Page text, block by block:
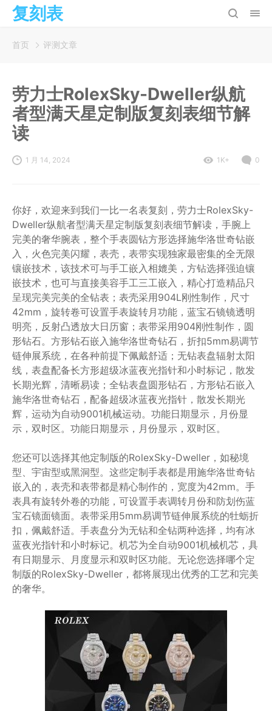
复刻表
首页 评测文章
劳力士RolexSky-Dweller纵航
者型满天星定制版复刻表细节解
读
1 月 14, 2024 1K+ 0
你好，欢迎来到我们一比一名表复刻，劳力士RolexSky-
Dweller纵航者型满天星定制版复刻表细节解读，手腕上
完美的奢华腕表，整个手表圆钻方形选择施华洛世奇钻嵌
入，火色完美闪耀，表壳，表带实现独家最密集的全无限
镶嵌技术，该技术可与手工嵌入相媲美，方钻选择强迫镶
嵌技术，也可与直接美容手工三工嵌入，精心打造精品只
呈现完美完美的全钻表；表壳采用904L刚性制作，尺寸
42mm，旋转卷可设置手表旋转月功能，蓝宝石镜镜透明
明亮，反射凸透放大日历窗；表带采用904刚性制作，圆
形钻石。方形钻石嵌入施华洛世奇钻石，折扣5mm易调节
链伸展系统，在各种前提下佩戴舒适；无钻表盘辐射太阳
线，表盘配备长方形超级冰蓝夜光指针和小时标记，散发
长期光辉，清晰易读；全钻表盘圆形钻石，方形钻石嵌入
施华洛世奇钻石，配备超级冰蓝夜光指针，散发长期光
辉，运动为自动9001机械运动。功能日期显示，月份显
示，双时区。功能日期显示，月份显示，双时区。
您还可以选择其他定制版的RolexSky-Dweller，如秘境
型、宇宙型或黑洞型。这些定制手表都是用施华洛世奇钻
嵌入的，表壳和表带都是精心制作的，宽度为42mm。手
表具有旋转外卷的功能，可设置手表调转月份和防划伤蓝
宝石镜面镜面。表带采用5mm易调节链伸展系统的牡蛎折
扣，佩戴舒适。手表盘分为无钻和全钻两种选择，均有冰
蓝夜光指针和小时标记。机芯为全自动9001机械机芯，具
有日期显示、月度显示和双时区功能。无论您选择哪个定
制版的RolexSky-Dweller，都将展现出优秀的工艺和完美
的奢华。